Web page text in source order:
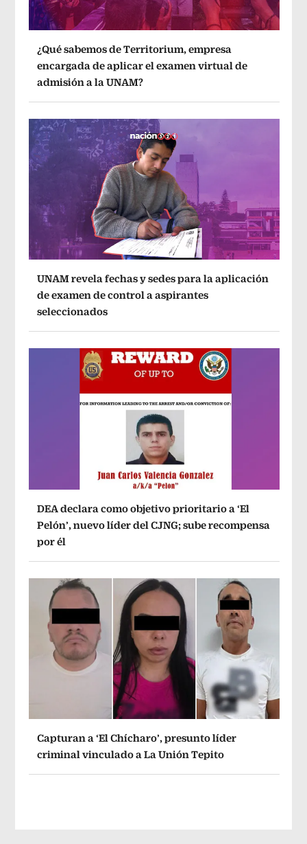
¿Qué sabemos de Territorium, empresa
encargada de aplicar el examen virtual de
admisión a la UNAM?
UNAM revela fechas y sedes para la aplicación
de examen de control a aspirantes
seleccionados
DEA declara como objetivo prioritario a ‘El
Pelón’, nuevo líder del CJNG; sube recompensa
por él
Capturan a ‘El Chícharo’, presunto líder
criminal vinculado a La Unión Tepito